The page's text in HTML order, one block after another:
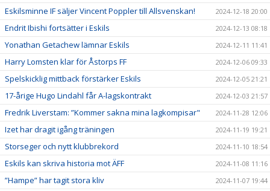
Eskilsminne IF säljer Vincent Poppler till Allsvenskan! 2024-12-18 20:00
Endrit Ibishi fortsätter i Eskils 2024-12-13 08:18
Yonathan Getachew lämnar Eskils 2024-12-11 11:41
Harry Lomsten klar för Åstorps FF 2024-12-06 09:33
Spelskicklig mittback förstärker Eskils 2024-12-05 21:21
17-årige Hugo Lindahl får A-lagskontrakt 2024-12-03 21:57
Fredrik Liverstam: ”Kommer sakna mina lagkompisar" 2024-11-28 12:06
Izet har dragit igång träningen 2024-11-19 19:21
Storseger och nytt klubbrekord 2024-11-10 18:54
Eskils kan skriva historia mot ÄFF 2024-11-08 11:16
”Hampe” har tagit stora kliv 2024-11-07 19:44